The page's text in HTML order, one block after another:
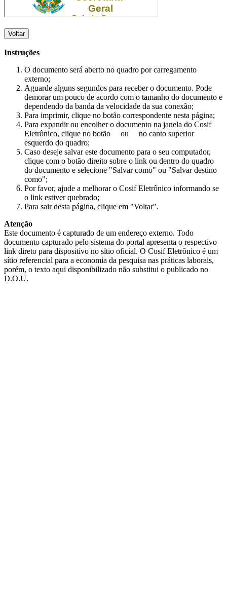
Voltar
Instruções
O documento será aberto no quadro por carregamento
externo;
Aguarde alguns segundos para receber o documento. Pode
demorar um pouco de acordo com o tamanho do documento e
dependendo da banda da velocidade da sua conexão;
Para imprimir, clique no botão correspondente nesta página;
Para expandir ou encolher o documento na janela do Cosif
Eletrônico, clique no botão
ou
no canto superior
esquerdo do quadro;
Caso deseje salvar este documento para o seu computador,
clique com o botão direito sobre o link ou dentro do quadro
do documento e selecione "Salvar como" ou "Salvar destino
como";
Por favor, ajude a melhorar o Cosif Eletrônico informando se
o link estiver quebrado;
Para sair desta página, clique em "Voltar".
Atenção
Este documento é capturado de um endereço externo. Todo
documento capturado pelo sistema do portal apresenta o respectivo
link direto para dispositivo no sítio oficial. O Cosif Eletrônico é um
sítio referencial para a economia da pesquisa nas práticas laborais,
porém, o texto aqui disponibilizado não substitui o publicado no
D.O.U.